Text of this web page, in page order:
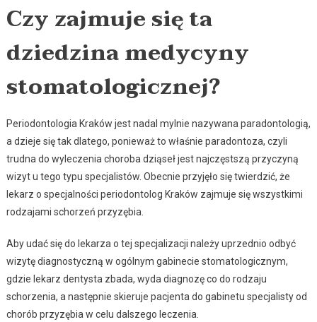
Czy zajmuje się ta
dziedzina medycyny
stomatologicznej?
Periodontologia Kraków jest nadal mylnie nazywana paradontologią,
a dzieje się tak dlatego, ponieważ to właśnie paradontoza, czyli
trudna do wyleczenia choroba dziąseł jest najczęstszą przyczyną
wizyt u tego typu specjalistów. Obecnie przyjęło się twierdzić, że
lekarz o specjalności periodontolog Kraków zajmuje się wszystkimi
rodzajami schorzeń przyzębia.
Aby udać się do lekarza o tej specjalizacji należy uprzednio odbyć
wizytę diagnostyczną w ogólnym gabinecie stomatologicznym,
gdzie lekarz dentysta zbada, wyda diagnozę co do rodzaju
schorzenia, a następnie skieruje pacjenta do gabinetu specjalisty od
chorób przyzębia w celu dalszego leczenia.